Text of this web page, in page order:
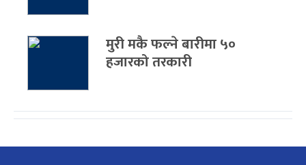
मुरी मकै फल्ने बारीमा ५०
हजारको तरकारी